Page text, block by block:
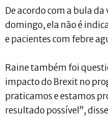
De acordo com a bula
domingo, ela não é
e pacientes com febre
Raine também foi
impacto do Brexit no
praticamos e estamos
resultado possível”,